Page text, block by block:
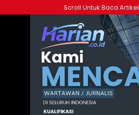
ke
Scroll Untuk Baca Artikel